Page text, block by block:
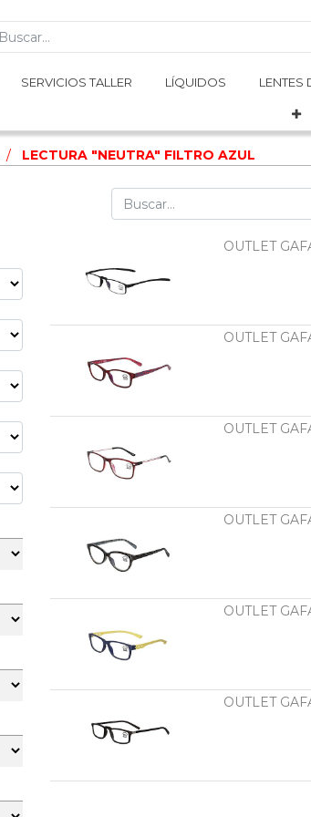
SERVICIOS TALLER LÍQUIDOS LENTES
SERVICIOS TALLER LÍQUIDOS LENTES
LECTURA "NEUTRA" FILTRO AZUL
OUTLET
OUTLET
OUTLET
OUTLET
OUTLET
OUTLET